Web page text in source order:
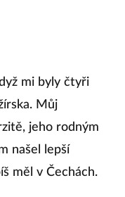
mi byly čtyři
Můj
jeho rodným
našel lepší
měl v Čechách.